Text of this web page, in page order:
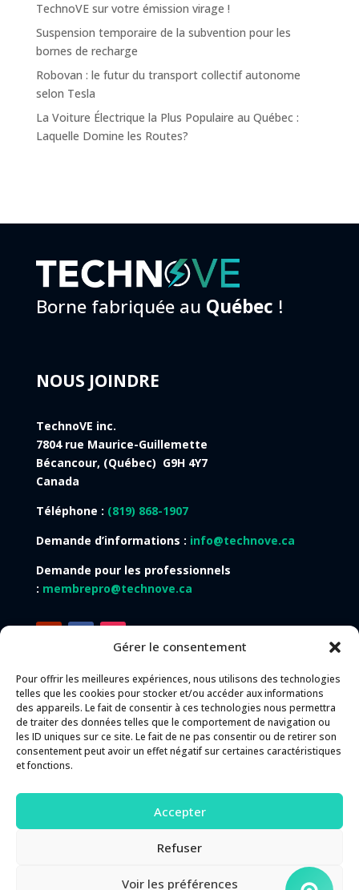
Gérer le consentement
Pour offrir les meilleures expériences, nous utilisons des technologies
telles que les cookies pour stocker et/ou accéder aux informations
des appareils. Le fait de consentir à ces technologies nous permettra
de traiter des données telles que le comportement de navigation ou
les ID uniques sur ce site. Le fait de ne pas consentir ou de retirer son
consentement peut avoir un effet négatif sur certaines caractéristiques
et fonctions.
Accepter
Refuser
Voir les préférences
TechnoVE sur votre émission virage !
Suspension temporaire de la subvention pour les
bornes de recharge
Robovan : le futur du transport collectif autonome
selon Tesla
La Voiture Électrique la Plus Populaire au Québec :
Laquelle Domine les Routes?
Borne fabriquée au Québec !
NOUS JOINDRE
TechnoVE inc.
7804 rue Maurice-Guillemette
Bécancour, (Québec) G9H 4Y7
Canada
Téléphone : (819) 868-1907
Demande d’informations : info@technove.ca
Demande pour les professionnels
: membrepro@technove.ca
Langues du site Web :
Français
English Español
Besoin d’aide ? Faites une demande
d’assistance